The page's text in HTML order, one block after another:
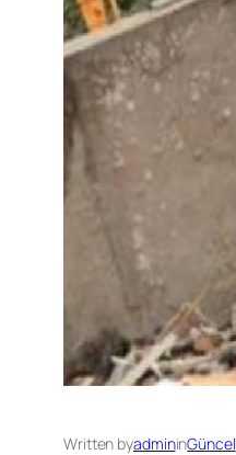
Written byadmininGüncel